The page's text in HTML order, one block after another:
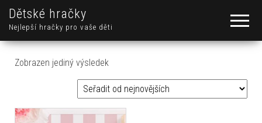
Dětské hračky
Nejlepší hračky pro vaše děti
Zobrazen jediný výsledek